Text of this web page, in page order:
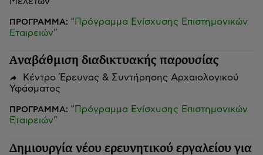
ΠΡΟΓΡΑΜΜΑ: “Πρόγραμμα Ενίσχυσης Επιστημονικών
Εταιρειών”
Αναβάθμιση διαδικτυακής παρουσίας
Κέντρο Έρευνας & Συντήρησης Αρχαιολογικού
Υφάσματος
ΠΡΟΓΡΑΜΜΑ: “Πρόγραμμα Ενίσχυσης Επιστημονικών
Εταιρειών”
Δημιουργία νέου ερευνητικού εργαλείου για